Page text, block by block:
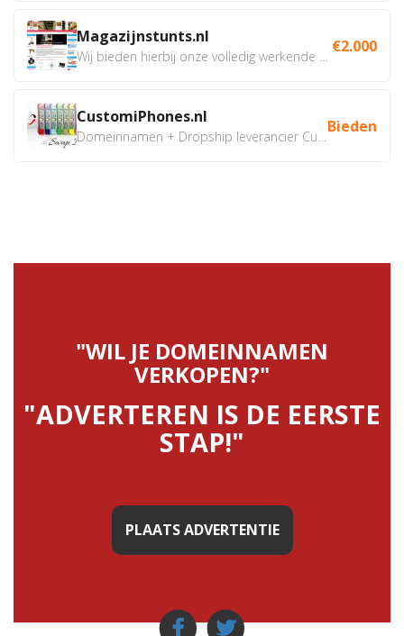
Magazijnstunts.nl €2.000
CustomiPhones.nl Bieden
"WIL JE DOMEINNAMEN
VERKOPEN?"
"ADVERTEREN IS DE EERSTE
STAP!"
PLAATS ADVERTENTIE